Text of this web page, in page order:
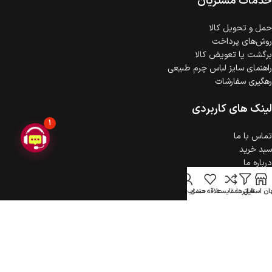
حمل‌ و تحویل کالا
روش‌های پرداخت
برگشت یا تعویض کالا
راهنمای سایز لباس چرم طبیعی
رهگیری سفارشات
لینک های کاربردی
تماس با ما
سبد خرید
درباره ما
حریم خصوصی
ثبت شکایت
استایل
فیلترهامقایسهعلاقه مندیحساب کاربری
1